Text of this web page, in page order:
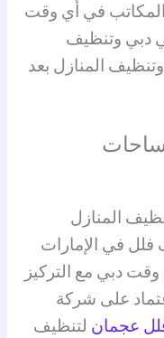
في أي وقت
دبي وتنظيف
وتنظيف المنازل بعد
المنازل
في الإمارات
دبي مع التركيز
على شركة
عجمان لتنظيف